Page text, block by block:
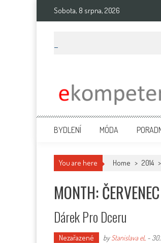
Sobota, 8 srpna, 2026
Ekompetence
eKompetence web spol. Press Media.
BYDLENÍ MÓDA
You are here Home > 2014 >
MONTH:
Dárek Pro Dceru
Nezařazené byStanislava eL -